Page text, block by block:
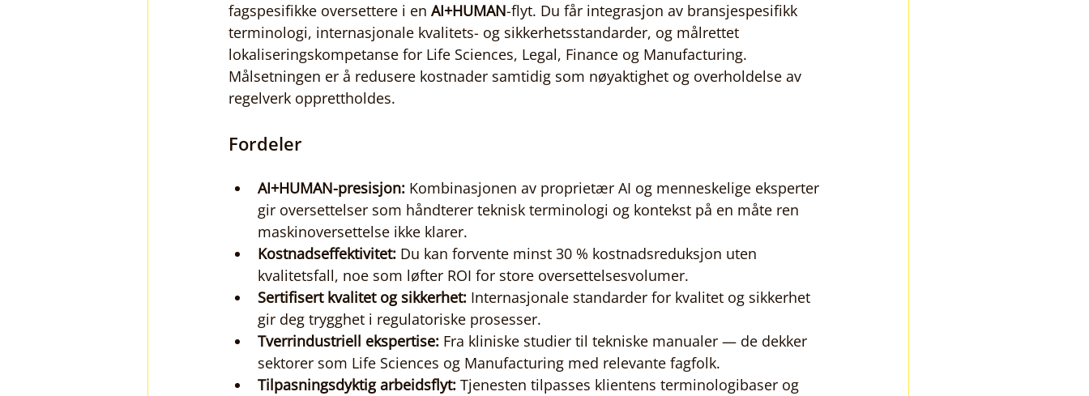
fagspesifikke oversettere i en AI+HUMAN-flyt. Du får integrasjon av bransjespesifikk
terminologi, internasjonale kvalitets- og sikkerhetsstandarder, og målrettet
lokaliseringskompetanse for Life Sciences, Legal, Finance og Manufacturing.
Målsetningen er å redusere kostnader samtidig som nøyaktighet og overholdelse av
regelverk opprettholdes.
Fordeler
AI+HUMAN-presisjon: Kombinasjonen av proprietær AI og menneskelige eksperter
gir oversettelser som håndterer teknisk terminologi og kontekst på en måte ren
maskinoversettelse ikke klarer.
Kostnadseffektivitet: Du kan forvente minst 30 % kostnadsreduksjon uten
kvalitetsfall, noe som løfter ROI for store oversettelsesvolumer.
Sertifisert kvalitet og sikkerhet: Internasjonale standarder for kvalitet og sikkerhet
gir deg trygghet i regulatoriske prosesser.
Tverrindustriell ekspertise: Fra kliniske studier til tekniske manualer — de dekker
sektorer som Life Sciences og Manufacturing med relevante fagfolk.
Tilpasningsdyktig arbeidsflyt: Tjenesten tilpasses klientens terminologibaser og